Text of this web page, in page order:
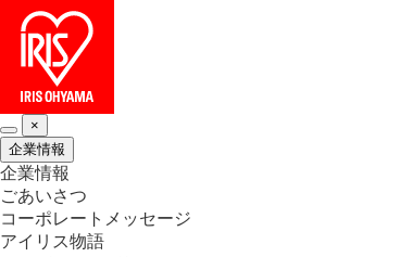
×
企業情報
企業情報
ごあいさつ
コーポレートメッセージ
アイリス物語